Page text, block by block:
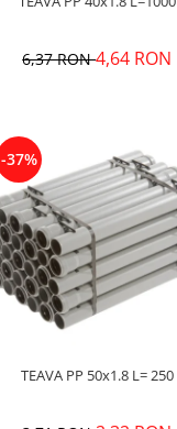
6,37 RON4,64 RON
-37%
TEAVA PP 50x1.8 L= 250